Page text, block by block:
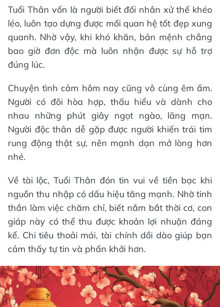
Tuổi Thân vốn là người biết đối nhân xử thế khéo
léo, luôn tạo dựng được mối quan hệ tốt đẹp xung
quanh. Nhờ vậy, khi khó khăn, bản mệnh chẳng
bao giờ đơn độc mà luôn nhận được sự hỗ trợ
đúng lúc.
Chuyện tình cảm hôm nay cũng vô cùng êm ấm.
Người có đôi hòa hợp, thấu hiểu và dành cho
nhau những phút giây ngọt ngào, lãng mạn.
Người độc thân dễ gặp được người khiến trái tim
rung động thật sự, nên mạnh dạn mở lòng hơn
nhé.
Về tài lộc, Tuổi Thân đón tin vui về tiền bạc khi
nguồn thu nhập có dấu hiệu tăng mạnh. Nhờ tinh
thần làm việc chăm chỉ, biết nắm bắt thời cơ, con
giáp này có thể thu được khoản lợi nhuận đáng
kể. Chi tiêu thoải mái, tài chính dồi dào giúp bạn
cảm thấy tự tin và phấn khởi hơn.